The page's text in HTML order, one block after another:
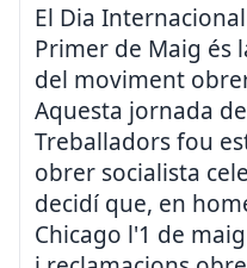
El Dia
Primer de Maig és
del moviment
Aquesta jornada
Treballadors fou
obrer socialista
decidí que, en
Chicago l'1 de